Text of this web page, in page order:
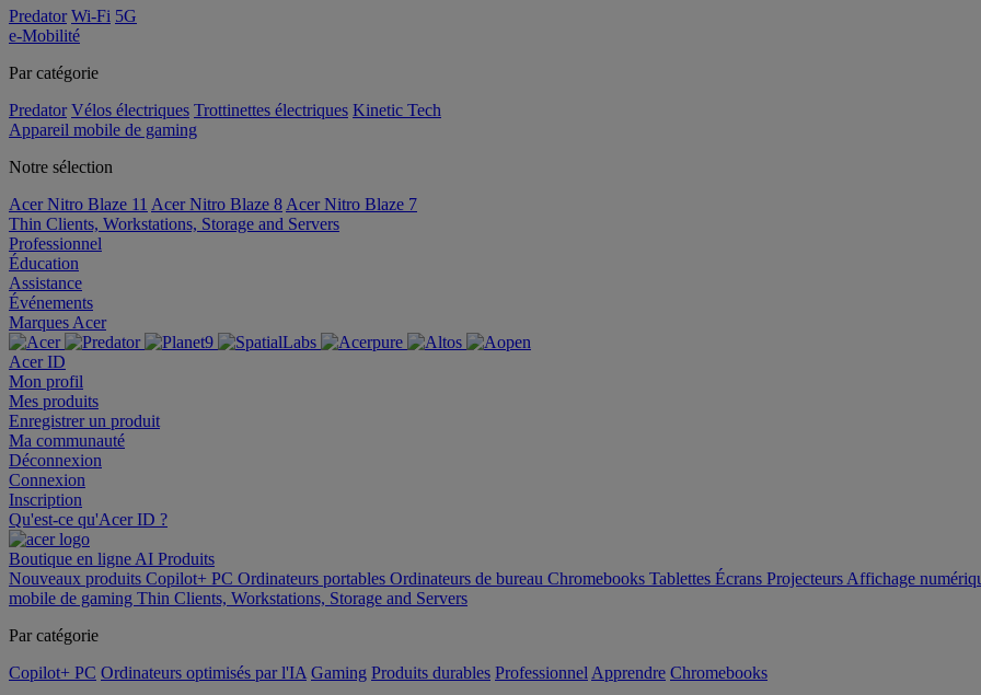
Predator Wi-Fi 5G
e-Mobilité
Par catégorie
Predator Vélos électriques Trottinettes électriques Kinetic Tech
Appareil mobile de gaming
Notre sélection
Acer Nitro Blaze 11 Acer Nitro Blaze 8 Acer Nitro Blaze 7
Thin Clients, Workstations, Storage and Servers
Professionnel
Éducation
Assistance
Événements
Marques Acer
Acer ID
Mon profil
Mes produits
Enregistrer un produit
Ma communauté
Déconnexion
Connexion
Inscription
Qu'est-ce qu'Acer ID ?
Boutique en ligne AI Produits
Nouveaux produits Copilot+ PC Ordinateurs portables Ordinateurs de bureau Chromebooks Tablettes Écrans Projecteurs Affichage
mobile de gaming Thin Clients, Workstations, Storage and Servers
Par catégorie
Copilot+ PC Ordinateurs optimisés par l'IA Gaming Produits durables Professionnel Apprendre Chromebooks